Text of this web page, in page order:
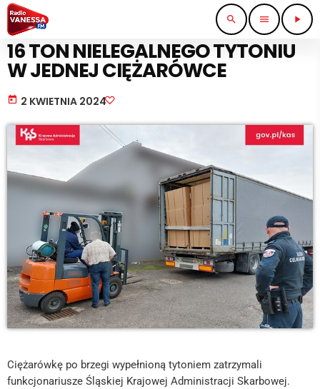
search menu play_arrow
STRAŻ I POLICJA
16 TON NIELEGALNEGO TYTONIU
W JEDNEJ CIĘŻARÓWCE
today 2 KWIETNIA 2024
Ciężarówkę po brzegi wypełnioną tytoniem zatrzymali
funkcjonariusze Śląskiej Krajowej Administracji Skarbowej.